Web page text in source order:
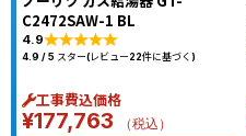
C2472SAW-1 BL
4.9
4.9 / 5 スター(レビュー22件に基づく)
工事費込価格
¥177,763 （税込）